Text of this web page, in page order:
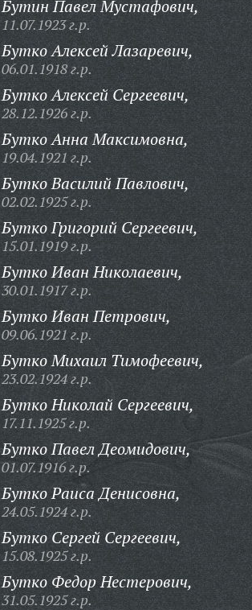
Бутин Павел Мустафович,
11.07.1923 г.р.
Бутко Алексей Лазаревич,
06.01.1918 г.р.
Бутко Алексей Сергеевич,
28.12.1926 г.р.
Бутко Анна Максимовна,
19.04.1921 г.р.
Бутко Василий Павлович,
02.02.1925 г.р.
Бутко Григорий Сергеевич,
15.01.1919 г.р.
Бутко Иван Николаевич,
30.01.1917 г.р.
Бутко Иван Петрович,
09.06.1921 г.р.
Бутко Михаил Тимофеевич,
23.02.1924 г.р.
Бутко Николай Сергеевич,
17.11.1925 г.р.
Бутко Павел Деомидович,
01.07.1916 г.р.
Бутко Раиса Денисовна,
24.05.1924 г.р.
Бутко Сергей Сергеевич,
15.08.1925 г.р.
Бутко Федор Нестерович,
31.05.1925 г.р.